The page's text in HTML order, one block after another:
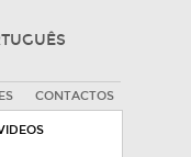
CONTACTOS